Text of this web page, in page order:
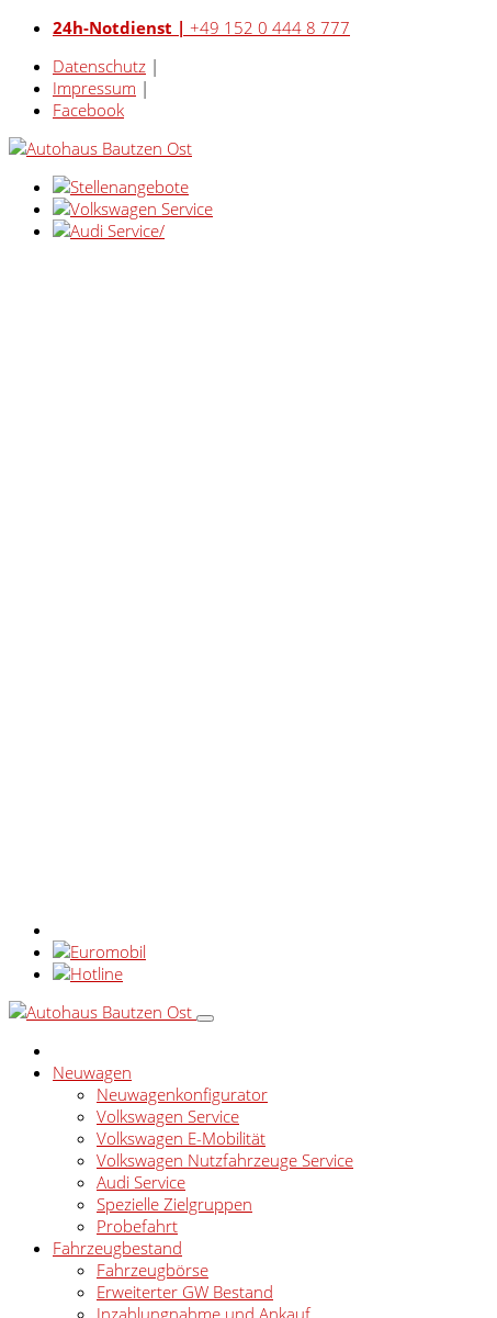
24h-Notdienst | +49 152 0 444 8 777
Datenschutz |
Impressum |
Facebook
Neuwagen
Neuwagenkonfigurator
Volkswagen Service
Volkswagen E-Mobilität
Volkswagen Nutzfahrzeuge Service
Audi Service
Spezielle Zielgruppen
Probefahrt
Fahrzeugbestand
Fahrzeugbörse
Erweiterter GW Bestand